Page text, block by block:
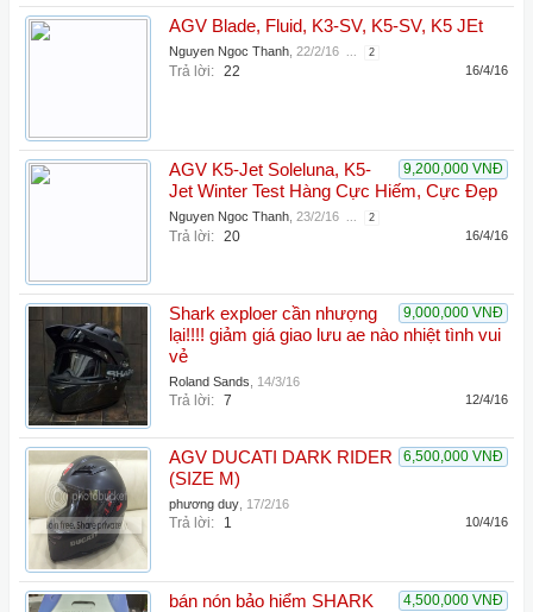
AGV Blade, Fluid, K3-SV, K5-SV, K5 JEt
Nguyen Ngoc Thanh 22/2/16 ... 2
Trả lời: 22 16/4/16
9,200,000 VNĐ
AGV K5-Jet Soleluna, K5-
Jet Winter Test Hàng Cực Hiếm, Cực Đẹp
Nguyen Ngoc Thanh 23/2/16 ... 2
Trả lời: 20 16/4/16
9,000,000 VNĐ
Shark exploer cần nhượng
lại!!!! giảm giá giao lưu ae nào nhiệt tình vui
vẻ
Roland Sands 14/3/16
Trả lời: 7 12/4/16
6,500,000 VNĐ
AGV DUCATI DARK RIDER
(SIZE M)
phương duy 17/2/16
Trả lời: 1 10/4/16
4,500,000 VNĐ
bán nón bảo hiểm SHARK